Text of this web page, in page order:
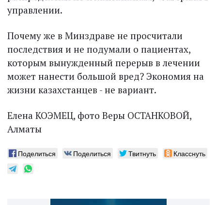
управлении.
Почему же в Минздраве не просчитали
последствия и не подумали о пациентах,
которым вынужденный перерыв в лечении
может нанести большой вред? Экономия на
жизни казахстанцев - не вариант.
Елена КОЭМЕЦ, фото Веры ОСТАНКОВОЙ,
Алматы
Поделиться Поделиться Твитнуть Класснуть